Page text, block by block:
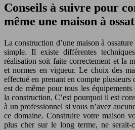
Conseils à suivre pour
même une maison à
La construction d’une maison à
simple. Il existe différentes
réalisation soit faite correctement et la
et normes en vigueur. Le choix des
effectué en prenant en compte plusieurs
est de même pour tous les équipements
la construction. C’est pourquoi il est
à un professionnel si vous n’avez
ce domaine. Construire votre maison
plus cher sur le long terme, ne serait-